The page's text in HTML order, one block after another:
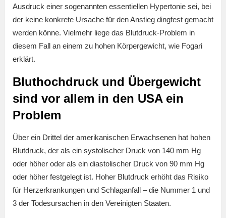
Ausdruck einer sogenannten essentiellen Hypertonie sei, bei
der keine konkrete Ursache für den Anstieg dingfest gemacht
werden könne. Vielmehr liege das Blutdruck-Problem in
diesem Fall an einem zu hohen Körpergewicht, wie Fogari
erklärt.
Bluthochdruck und Übergewicht
sind vor allem in den USA ein
Problem
Über ein Drittel der amerikanischen Erwachsenen hat hohen
Blutdruck, der als ein systolischer Druck von 140 mm Hg
oder höher oder als ein diastolischer Druck von 90 mm Hg
oder höher festgelegt ist. Hoher Blutdruck erhöht das Risiko
für Herzerkrankungen und Schlaganfall – die Nummer 1 und
3 der Todesursachen in den Vereinigten Staaten.